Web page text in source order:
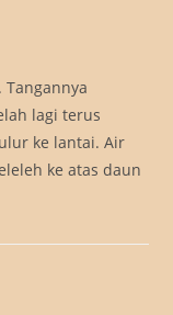
Tangannya
lagi terus
ke lantai. Air
ke atas daun